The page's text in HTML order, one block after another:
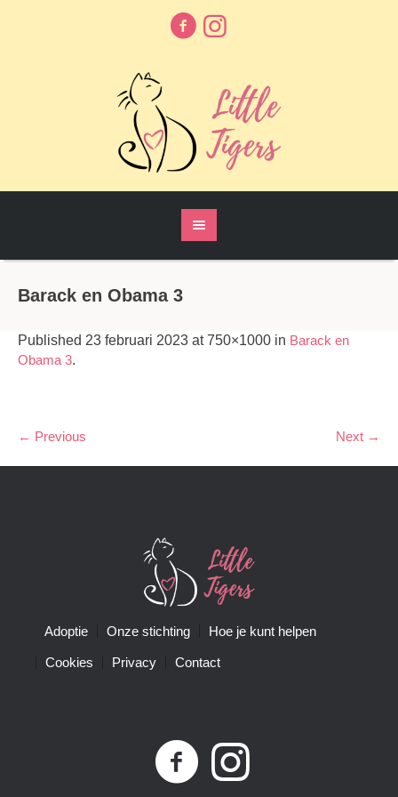
Barack en Obama 3
Published 23 februari 2023 at 750×1000 in Barack en
Obama 3.
← Previous Next →
Adoptie Onze stichting Hoe je kunt helpen
Cookies Privacy Contact